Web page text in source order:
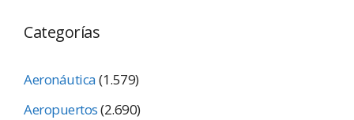
Categorías
Aeronáutica(1.579)
Aeropuertos(2.690)